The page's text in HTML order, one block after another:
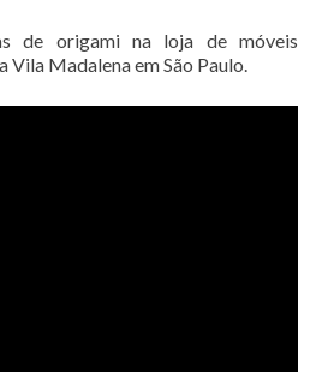
de origami na loja de móveis
Vila Madalena em São Paulo.